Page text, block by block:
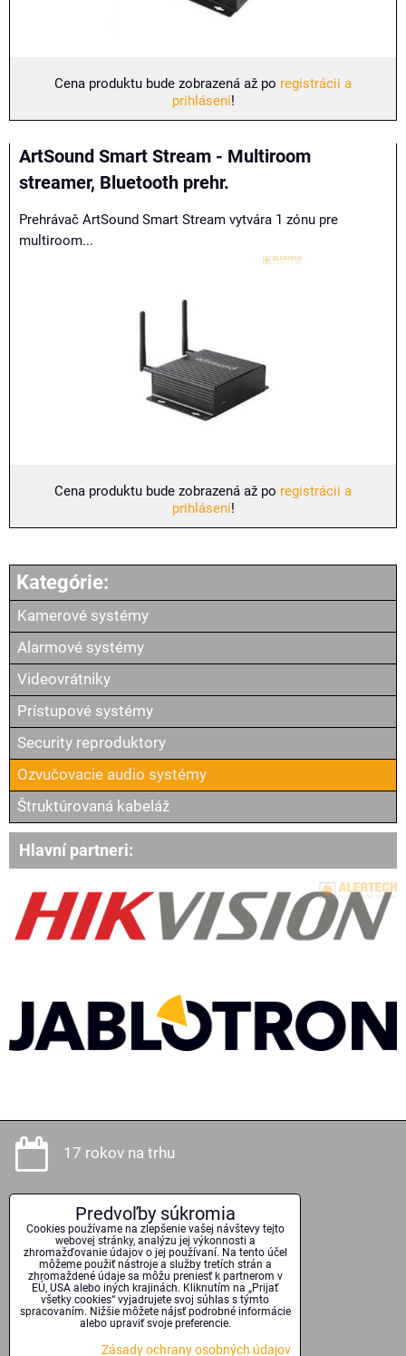
Cena produktu bude zobrazená až po registrácii a
prihlásení!
ArtSound Smart Stream - Multiroom
streamer, Bluetooth prehr.
Prehrávač ArtSound Smart Stream vytvára 1 zónu pre
multiroom...
Cena produktu bude zobrazená až po registrácii a
prihlásení!
Kamerové systémy
Alarmové systémy
Videovrátniky
Prístupové systémy
Security reproduktory
Ozvučovacie audio systémy
Štruktúrovaná kabeláž
Hlavní partneri:
17 rokov na trhu
Odborné poradenstvo
Kvalitné technológie
Predvoľby súkromia
Cookies používame na zlepšenie vašej návštevy tejto
webovej stránky, analýzu jej výkonnosti a
zhromažďovanie údajov o jej používaní. Na tento účel
môžeme použiť nástroje a služby tretích strán a
zhromaždené údaje sa môžu preniesť k partnerom v
EÚ, USA alebo iných krajinách. Kliknutím na „Prijať
všetky cookies“ vyjadrujete svoj súhlas s týmto
spracovaním. Nižšie môžete nájsť podrobné informácie
alebo upraviť svoje preferencie.
Zásady ochrany osobných údajov